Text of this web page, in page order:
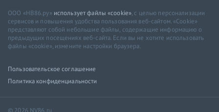
ООО «НВ86.ру» использует файлы «cookie», с целью персонализации
сервисов и повышения удобства пользования веб-сайтом. «Cookie»
представляют собой небольшие файлы, содержащие информацию о
предыдущих посещениях веб-сайта. Если вы не хотите использовать
файлы «cookie», измените настройки браузера.
Пользовательское соглашение
Политика конфиденциальности
© 2026 NV86.ru